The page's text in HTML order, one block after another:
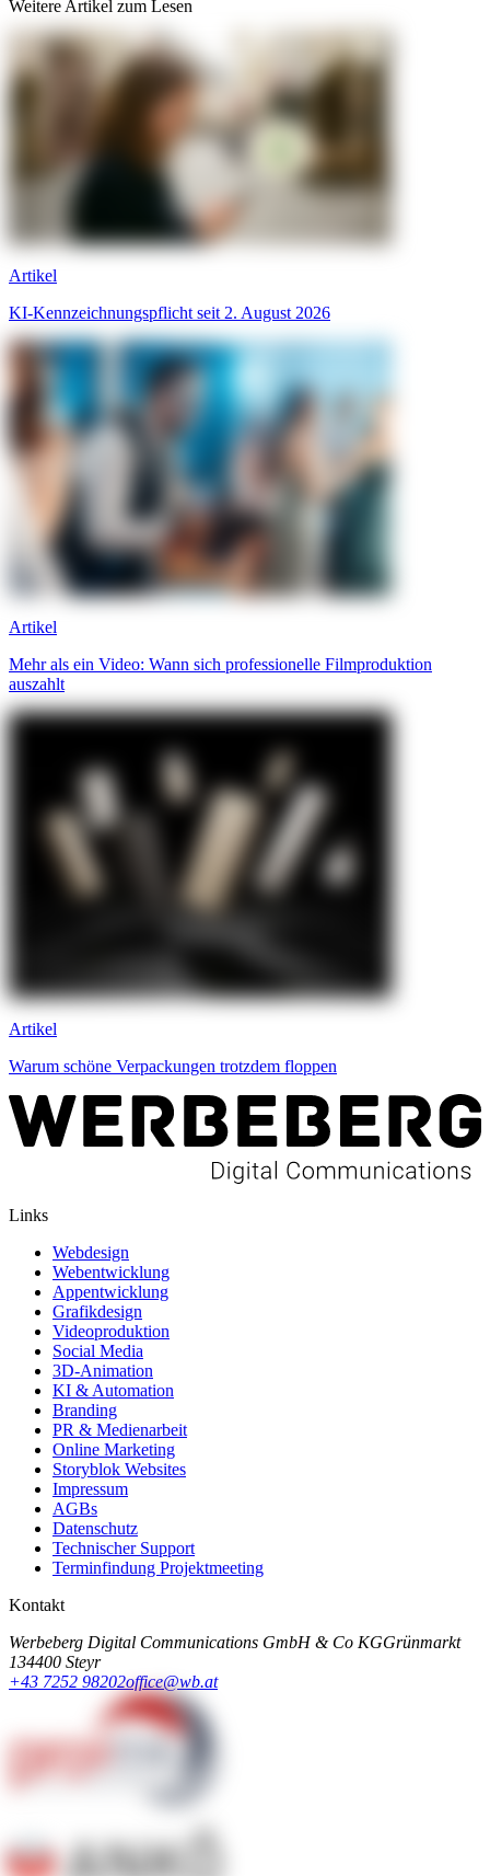
Weitere Artikel zum Lesen
Artikel
KI-Kennzeichnungspflicht seit 2. August 2026
Artikel
Mehr als ein Video: Wann sich professionelle Filmproduktion
auszahlt
Artikel
Warum schöne Verpackungen trotzdem floppen
Links
Webdesign
Webentwicklung
Appentwicklung
Grafikdesign
Videoproduktion
Social Media
3D-Animation
KI & Automation
Branding
PR & Medienarbeit
Online Marketing
Storyblok Websites
Impressum
AGBs
Datenschutz
Technischer Support
Terminfindung Projektmeeting
Kontakt
Werbeberg Digital Communications GmbH & Co KGGrünmarkt
134400 Steyr
+43 7252 98202office@wb.at